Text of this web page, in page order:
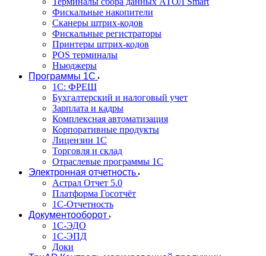
Фискальные накопители
Сканеры штрих-кодов
Фискальные регистраторы
Принтеры штрих-кодов
POS терминалы
Ньюджеры
Программы 1С
1C: ФРЕШ
Бухгалтерский и налоговый учет
Зарплата и кадры
Комплексная автоматизация
Корпоративные продукты
Лицензии 1С
Торговля и склад
Отраслевые программы 1С
Электронная отчетность
Астрал Отчет 5.0
Платформа Госотчёт
1С-Отчетность
Документооборот
1С-ЭДО
1С-ЭПД
Доки